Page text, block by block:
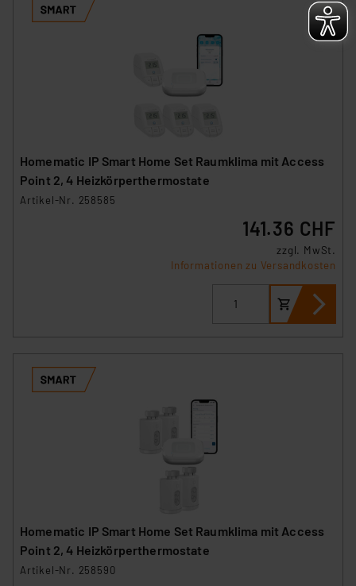
Homematic IP Smart Home Set Raumklima mit Access
Point 2, 4 Heizkörperthermostate
Artikel-Nr. 258585
141.36 CHF
zzgl. MwSt.
Informationen zu Versandkosten
Homematic IP Smart Home Set Raumklima mit Access
Point 2, 4 Heizkörperthermostate
Artikel-Nr. 258590